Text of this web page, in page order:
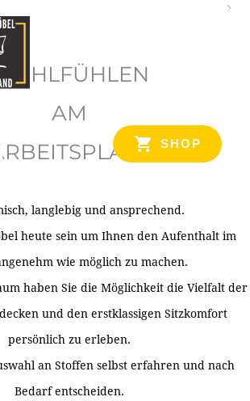
SHOP
AM
langlebig und ansprechend.
heute sein um Ihnen den Aufenthalt im
wie möglich zu machen.
haben Sie die Möglichkeit die Vielfalt der
und den erstklassigen Sitzkomfort
persönlich zu erleben.
an Stoffen selbst erfahren und nach
Bedarf entscheiden.